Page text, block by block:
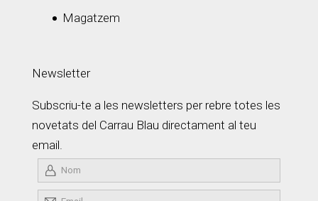
Magatzem
Newsletter
Subscriu-te a les newsletters per rebre totes les
novetats del Carrau Blau directament al teu
email.